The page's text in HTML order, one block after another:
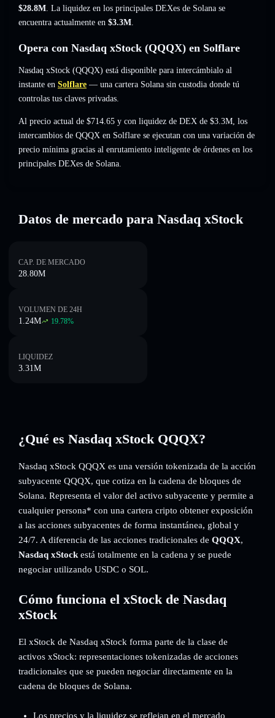
$28.8M. La liquidez en los principales DEXes de Solana se
encuentra actualmente en $3.3M.
Opera con Nasdaq xStock (QQQX) en Solflare
Nasdaq xStock (QQQX) está disponible para intercámbialo al
instante en Solflare — una cartera Solana sin custodia donde tú
controlas tus claves privadas.
Al precio actual de $714.65 y con liquidez de DEX de $3.3M, los
intercambios de QQQX en Solflare se ejecutan con una variación de
precio mínima gracias al enrutamiento inteligente de órdenes en los
principales DEXes de Solana.
Datos de mercado para Nasdaq xStock
CAP. DE MERCADO
28.80M
VOLUMEN DE 24H
1.24M 19.78%
LIQUIDEZ
3.31M
¿Qué es Nasdaq xStock QQQX?
Nasdaq xStock QQQX es una versión tokenizada de la acción
subyacente QQQX, que cotiza en la cadena de bloques de
Solana. Representa el valor del activo subyacente y permite a
cualquier persona* con una cartera cripto obtener exposición
a las acciones subyacentes de forma instantánea, global y
24/7. A diferencia de las acciones tradicionales de QQQX,
Nasdaq xStock está totalmente en la cadena y se puede
negociar utilizando USDC o SOL.
Cómo funciona el xStock de Nasdaq
xStock
El xStock de Nasdaq xStock forma parte de la clase de
activos xStock: representaciones tokenizadas de acciones
tradicionales que se pueden negociar directamente en la
cadena de bloques de Solana.
Los precios y la liquidez se reflejan en el mercado